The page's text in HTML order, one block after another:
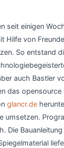
seit einigen
Hilfe von
So entstand
auch Bastler
das
glancr.de
umsetzen.
Die